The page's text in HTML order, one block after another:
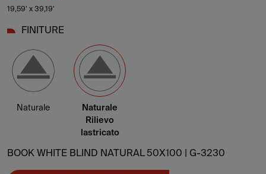
19,59' x 39,19'
FINITURE
Naturale
Naturale
Rilievo
lastricato
BOOK WHITE BLIND NATURAL 50X100 | G-3230